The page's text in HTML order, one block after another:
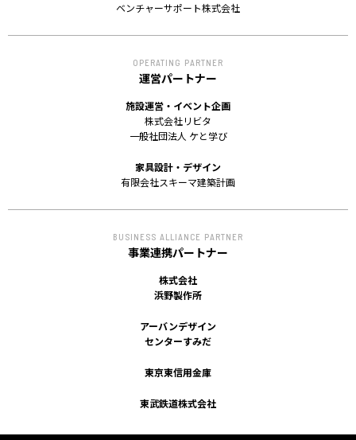
REPORT
プロジェクト・
活動紹介
ACCESS
アクセス
ベンチャーサポート株式会社
OPERATING PARTNER
運営パートナー
施設運営・イベント企画
株式会社リビタ
一般社団法人 ケと学び
家具設計・デザイン
有限会社スキーマ建築計画
BUSINESS ALLIANCE PARTNER
事業連携パートナー
株式会社
浜野製作所
アーバンデザイン
センターすみだ
東京東信用金庫
東武鉄道株式会社